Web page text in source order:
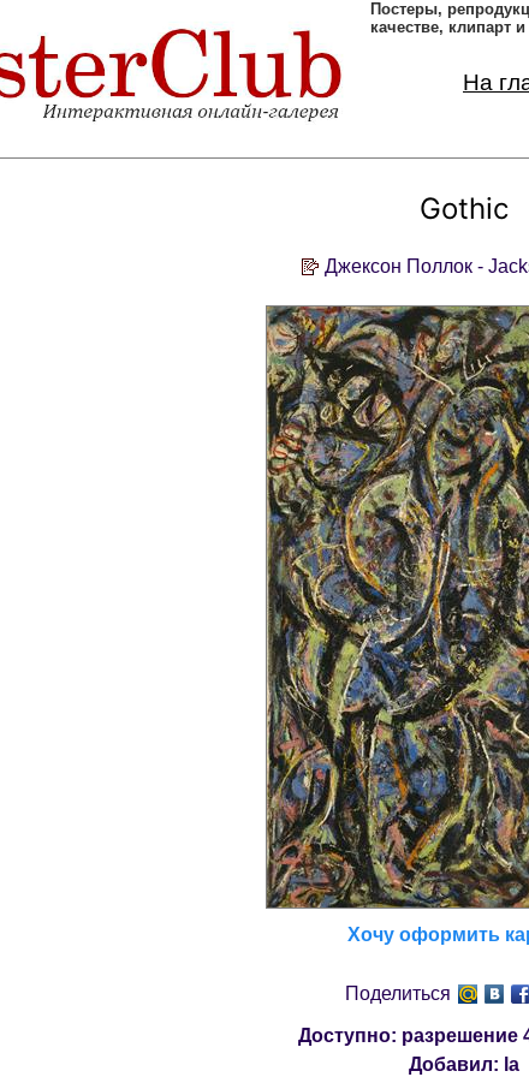
Постеры,
качестве, клипарт
На
Gothic
Джексон Поллок -
Хочу оформить
Поделиться
Доступно: разрешение
Добавил: la